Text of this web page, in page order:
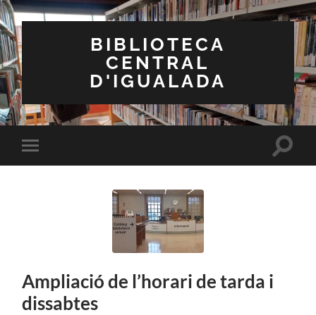
BIBLIOTECA
CENTRAL
D'IGUALADA
Toggle
mobile
Toggle
Ampliació de l’horari de tarda i
dissabtes